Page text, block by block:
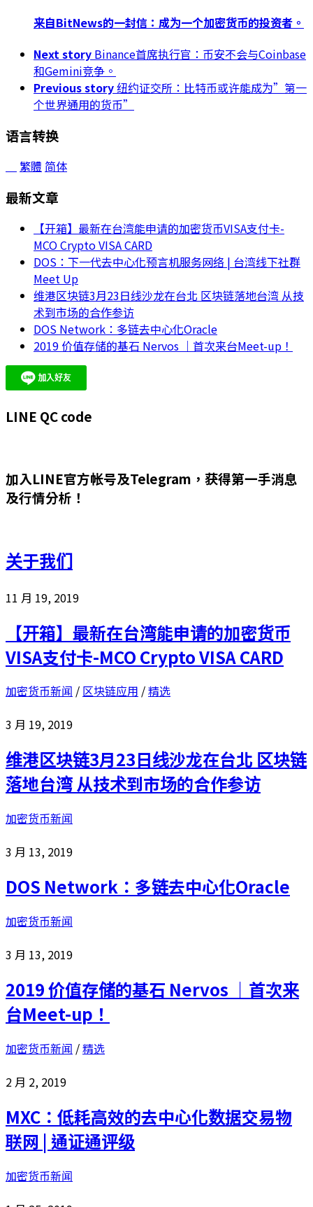
来自BitNews的一封信：成为一个加密货币的投资者。
Next story Binance首席执行官：币安不会与Coinbase
和Gemini竞争。
Previous story纽约证交所：比特币或许能成为”第一
个世界通用的货币”
语言转换
繁體 简体
最新文章
【开箱】最新在台湾能申请的加密货币VISA支付卡-
MCO Crypto VISA CARD
DOS：下一代去中心化预言机服务网络 | 台湾线下社群
Meet Up
维港区块链3月23日线沙龙在台北 区块链落地台湾 从技
术到市场的合作参访
DOS Network：多链去中心化Oracle
2019 价值存储的基石 Nervos ｜首次来台Meet-up！
LINE QC code
加入LINE官方帐号及Telegram，获得第一手消息
及行情分析！
关于我们
11 月 19, 2019
【开箱】最新在台湾能申请的加密货币
VISA支付卡-MCO Crypto VISA CARD
加密货币新闻 / 区块链应用 /精选
3 月 19, 2019
维港区块链3月23日线沙龙在台北 区块链
落地台湾 从技术到市场的合作参访
加密货币新闻
3 月 13, 2019
DOS Network：多链去中心化Oracle
加密货币新闻
3 月 13, 2019
2019 价值存储的基石 Nervos ｜首次来
台Meet-up！
加密货币新闻 /精选
2 月 2, 2019
MXC：低耗高效的去中心化数据交易物
联网 | 通证通评级
加密货币新闻